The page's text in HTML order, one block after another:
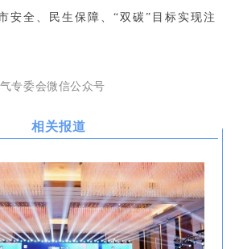
安全、民生保障、“双碳”目标实现注
专委会微信公众号
相关报道